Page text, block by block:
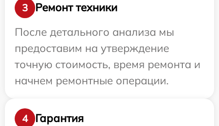
3
Ремонт техники
После детального анализа мы
предоставим на утверждение
точную стоимость, время ремонта и
начнем ремонтные операции.
4
Гарантия